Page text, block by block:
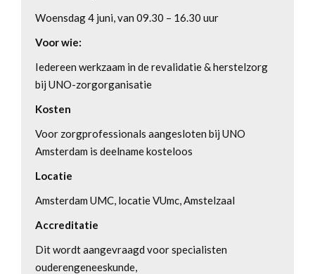
Woensdag 4 juni, van 09.30 – 16.30 uur
Voor wie:
Iedereen werkzaam in de revalidatie & herstelzorg
bij UNO-zorgorganisatie
Kosten
Voor zorgprofessionals aangesloten bij UNO
Amsterdam is deelname kosteloos
Locatie
Amsterdam UMC, locatie VUmc, Amstelzaal
Accreditatie
Dit wordt aangevraagd voor specialisten
ouderengeneeskunde,